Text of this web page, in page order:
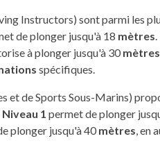
Instructors) sont parmi les
de plonger jusqu'à 18 mètres
à plonger jusqu'à 30 mètres
spécifiques.
et de Sports Sous-Marins)
Niveau 1 permet de plonger
plonger jusqu'à 40 mètres , en
?
LOISIRS